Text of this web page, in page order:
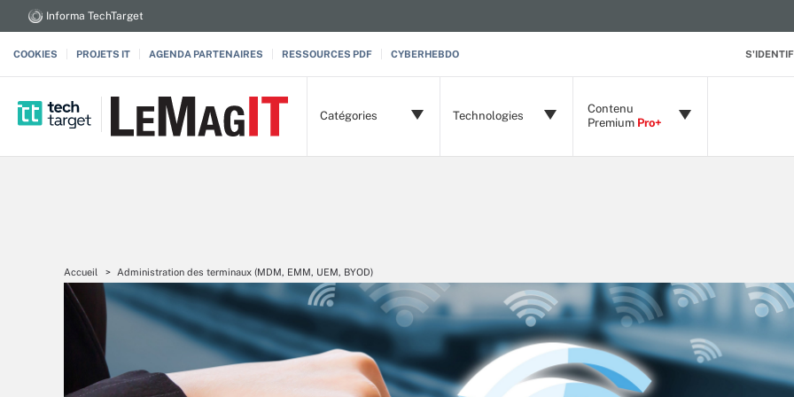
Informa TechTarget
COOKIES PROJETS IT AGENDA PARTENAIRES RESSOURCES PDF CYBERHEBDO
Catégories Technologies
Contenu
Premium Pro+
Accueil Administration des terminaux (MDM, EMM, UEM, BYOD)